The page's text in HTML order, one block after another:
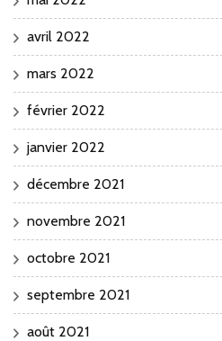
avril 2022
mars 2022
février 2022
janvier 2022
décembre 2021
novembre 2021
octobre 2021
septembre 2021
août 2021